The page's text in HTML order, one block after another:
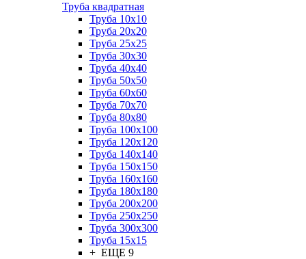
Труба квадратная
Труба 10x10
Труба 20x20
Труба 25x25
Труба 30x30
Труба 40x40
Труба 50x50
Труба 60x60
Труба 70x70
Труба 80x80
Труба 100x100
Труба 120x120
Труба 140x140
Труба 150x150
Труба 160x160
Труба 180x180
Труба 200x200
Труба 250x250
Труба 300x300
Труба 15x15
+ ЕЩЕ 9